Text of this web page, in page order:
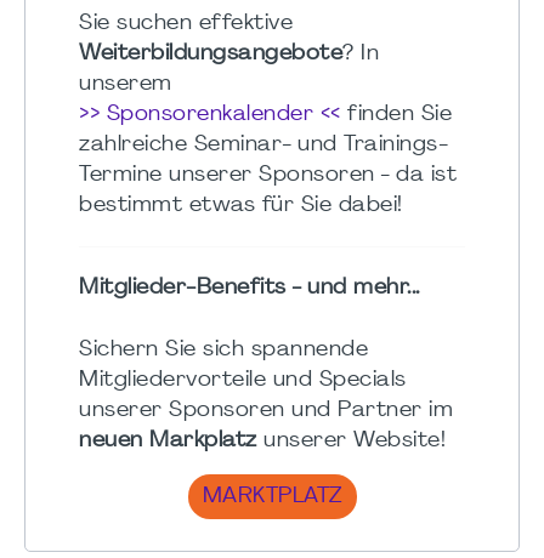
Sie suchen effektive
Weiterbildungsangebote? In
unserem
>> Sponsorenkalender << finden Sie
zahlreiche Seminar- und Trainings-
Termine unserer Sponsoren - da ist
bestimmt etwas für Sie dabei!
Mitglieder-Benefits - und mehr...
Sichern Sie sich spannende
Mitgliedervorteile und Specials
unserer Sponsoren und Partner im
neuen Markplatzunserer Website!
MARKTPLATZ